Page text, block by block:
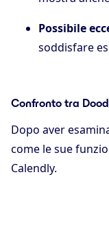
Possibile
soddisfare
Confronto tra
Dopo aver
come le sue
Calendly.